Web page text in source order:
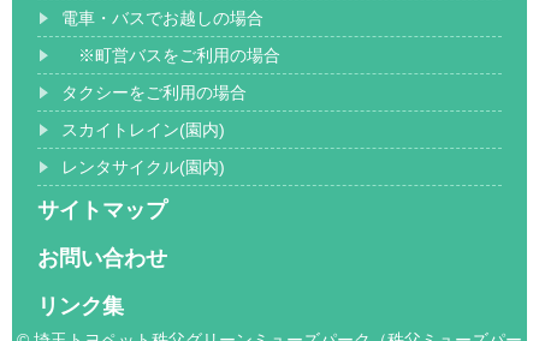
電車・バスでお越しの場合
※町営バスをご利用の場合
タクシーをご利用の場合
スカイトレイン(園内)
レンタサイクル(園内)
サイトマップ
お問い合わせ
リンク集